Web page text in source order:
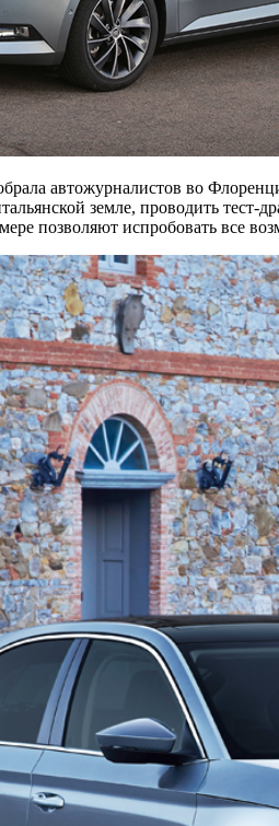
автожурналистов во
земле, проводить
позволяют испробовать все